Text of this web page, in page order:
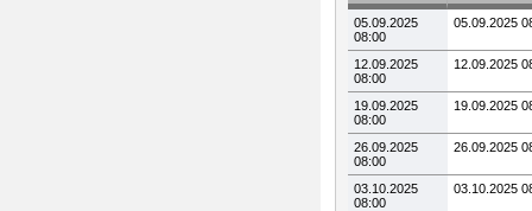
05.09.2025
08:00
05.09.2025
12.09.2025
08:00
12.09.2025
19.09.2025
08:00
19.09.2025
26.09.2025
08:00
26.09.2025
03.10.2025
08:00
03.10.2025